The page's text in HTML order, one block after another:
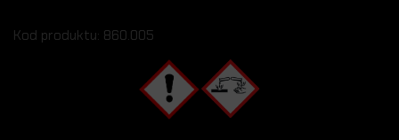
Kod produktu: 860.005